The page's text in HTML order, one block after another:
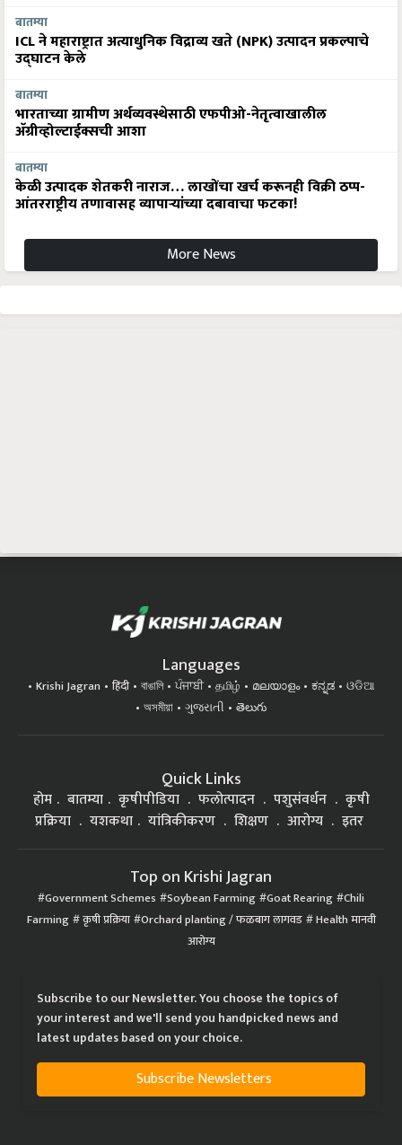
बातम्या
ICL ने महाराष्ट्रात अत्याधुनिक विद्राव्य खते (NPK) उत्पादन प्रकल्पाचे
उद्घाटन केले
बातम्या
भारताच्या ग्रामीण अर्थव्यवस्थेसाठी एफपीओ-नेतृत्वाखालील
अ‍ॅग्रीव्होल्टाईक्सची आशा
बातम्या
केळी उत्पादक शेतकरी नाराज… लाखोंचा खर्च करूनही विक्री ठप्प-
आंतरराष्ट्रीय तणावासह व्यापाऱ्यांच्या दबावाचा फटका!
More News
Languages
Krishi Jagran हिंदी বাঙালি ਪੰਜਾਬੀ தமிழ் മലയാളം ಕನ್ನಡ
ଓଡିଆ
অসমীয়া
ગુજરાતી తెలుగు
Quick Links
होम बातम्या कृषीपीडिया फलोत्पादन पशुसंवर्धन
कृषी
प्रक्रिया
यशकथा यांत्रिकीकरण शिक्षण आरोग्य इतर
Top on Krishi Jagran
Government Schemes Soybean Farming Goat Rearing Chili
Farming कृषी प्रक्रिया Orchard planting / फळबाग लागवड Health मानवी
आरोग्य
Subscribe to our Newsletter. You choose the topics of
your interest and we'll send you handpicked news and
latest updates based on your choice.
Subscribe Newsletters